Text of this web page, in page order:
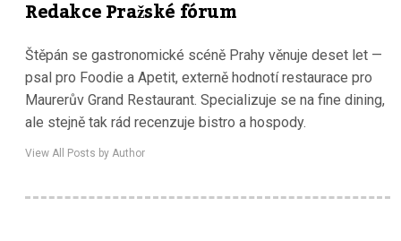
Redakce Pražské fórum
Štěpán se gastronomické scéně Prahy věnuje deset let —
psal pro Foodie a Apetit, externě hodnotí restaurace pro
Maurerův Grand Restaurant. Specializuje se na fine dining,
ale stejně tak rád recenzuje bistro a hospody.
View All Posts by Author